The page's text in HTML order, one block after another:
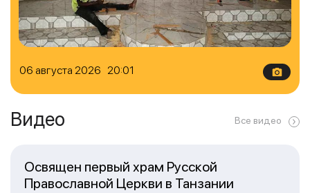
06 августа 2026 20:01
Видео Все видео
Освящен первый храм Русской
Православной Церкви в Танзании